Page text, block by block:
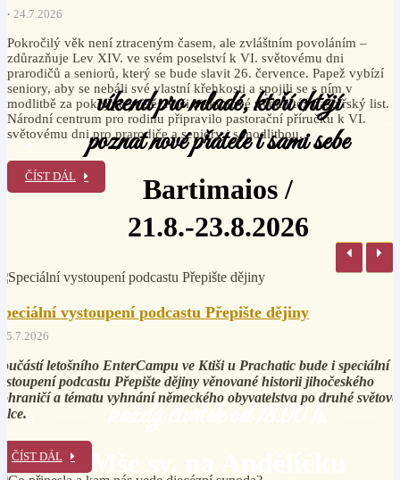
víkend pro mladé, kteří chtějí
poznat nové přátele i sami sebe
Bartimaios /
21.8.-23.8.2026
každý čtvrtek od 18.00 h.
Mše sv. na Andělíčku
24.7.2026
Pokročilý věk není ztraceným časem, ale zvláštním povoláním –
zdůrazňuje Lev XIV. ve svém poselství k VI. světovému dni
prarodičů a seniorů, který se bude slavit 26. července. Papež vybízí
seniory, aby se nebáli své vlastní křehkosti a spojili se s ním v
modlitbě za pokoj ve světě. Naši biskupové vydali též pastýřský list.
Národní centrum pro rodinu připravilo pastorační příručku k VI.
světovému dni pro prarodiče a seniory i s modlitbou.
ČÍST DÁL
vystoupení podcastu Přepište dějiny
15.7.2026
letošního EnterCampu ve Ktiši u Prachatic bude i speciální
podcastu Přepište dějiny věnované historii jihočeského
a tématu vyhnání německého obyvatelstva po druhé světové
ČÍST DÁL